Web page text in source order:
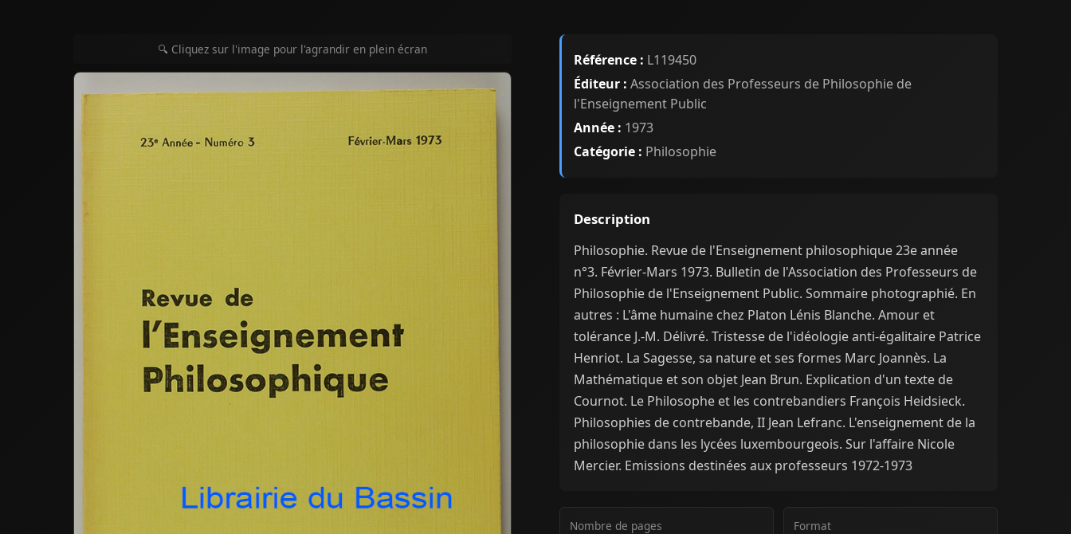
🔍 Cliquez sur l'image pour l'agrandir en plein écran
Référence : L119450
Éditeur : Association des Professeurs de Philosophie de
l'Enseignement Public
Année : 1973
Catégorie : Philosophie
Description
Philosophie. Revue de l'Enseignement philosophique 23e année
n°3. Février-Mars 1973. Bulletin de l'Association des Professeurs de
Philosophie de l'Enseignement Public. Sommaire photographié. En
autres : L'âme humaine chez Platon Lénis Blanche. Amour et
tolérance J.-M. Délivré. Tristesse de l'idéologie anti-égalitaire Patrice
Henriot. La Sagesse, sa nature et ses formes Marc Joannès. La
Mathématique et son objet Jean Brun. Explication d'un texte de
Cournot. Le Philosophe et les contrebandiers François Heidsieck.
Philosophies de contrebande, II Jean Lefranc. L'enseignement de la
philosophie dans les lycées luxembourgeois. Sur l'affaire Nicole
Mercier. Emissions destinées aux professeurs 1972-1973
Nombre de pages Format